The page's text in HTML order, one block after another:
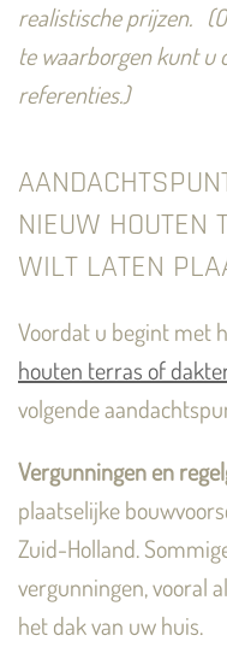
realistische prijzen.
te waarborgen kunt u
referenties.)
NIEUW HOUTEN
WILT LATEN
Voordat u begint met
houten terras of
volgende
Vergunningen en
plaatselijke
Zuid-Holland.
vergunningen, vooral
het dak van uw huis.